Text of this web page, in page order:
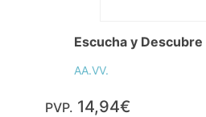
Escucha y
AA.VV.
PVP. 14,94€